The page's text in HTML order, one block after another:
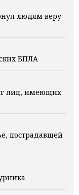
людям веру
БПЛА
лиц, имеющих
пострадавшей